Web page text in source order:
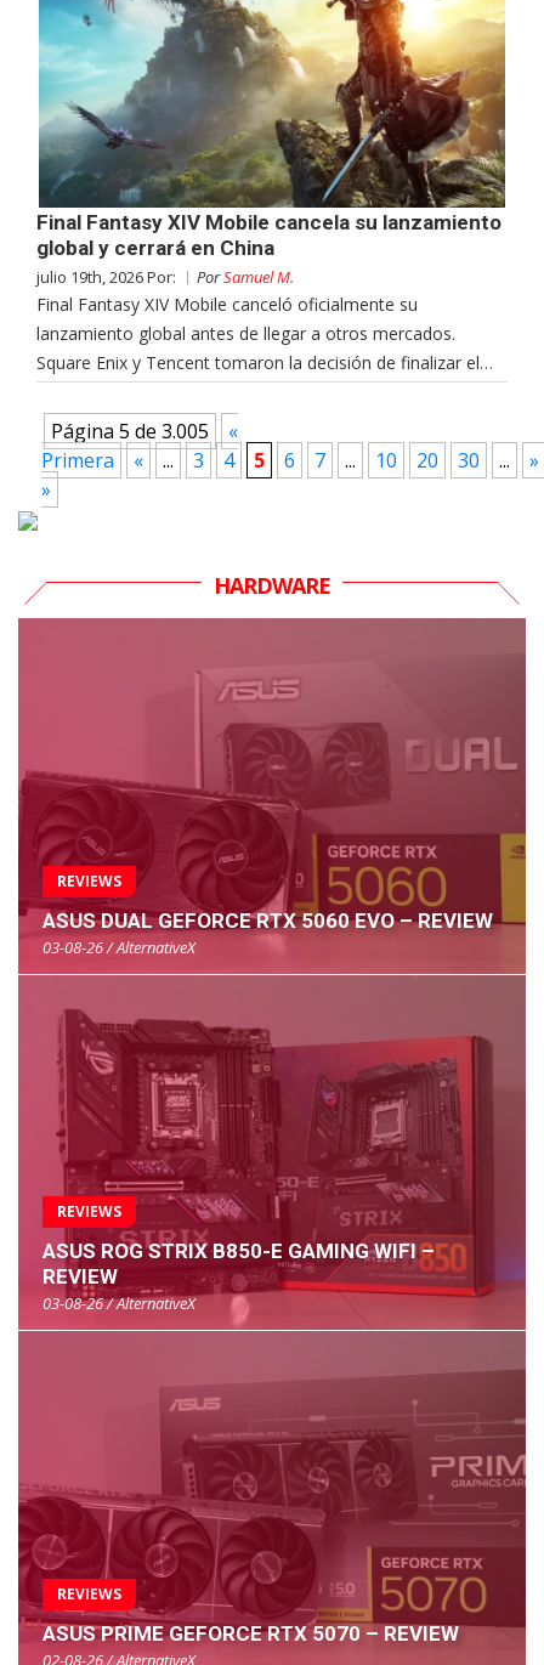
Final Fantasy XIV Mobile cancela su lanzamiento
global y cerrará en China
julio 19th, 2026 Por: PorSamuel M.
Final Fantasy XIV Mobile canceló oficialmente su
lanzamiento global antes de llegar a otros mercados.
Square Enix y Tencent tomaron la decisión de finalizar el…
Página 5 de 3.005
«
Primera
« ... 3 4 5 6 7 ... 10 20 30 ...
»
»
HARDWARE
REVIEWS
ASUS DUAL GEFORCE RTX 5060 EVO – REVIEW
03-08-26 / AlternativeX
REVIEWS
ASUS ROG STRIX B850-E GAMING WIFI –
REVIEW
03-08-26 / AlternativeX
REVIEWS
ASUS PRIME GEFORCE RTX 5070 – REVIEW
02-08-26 / AlternativeX